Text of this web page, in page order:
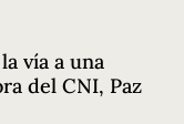
vía a una
del CNI, Paz